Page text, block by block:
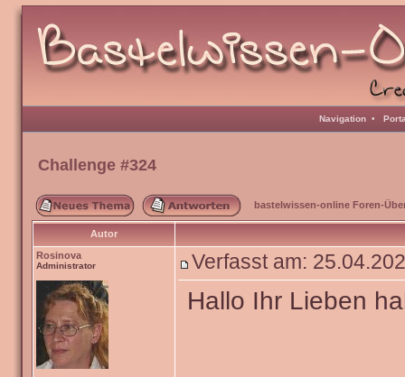
Navigation •
Challenge #324
bastelwissen-online Foren-
Autor
Rosinova
Administrator Verfasst am:
Hallo Ihr Lieben